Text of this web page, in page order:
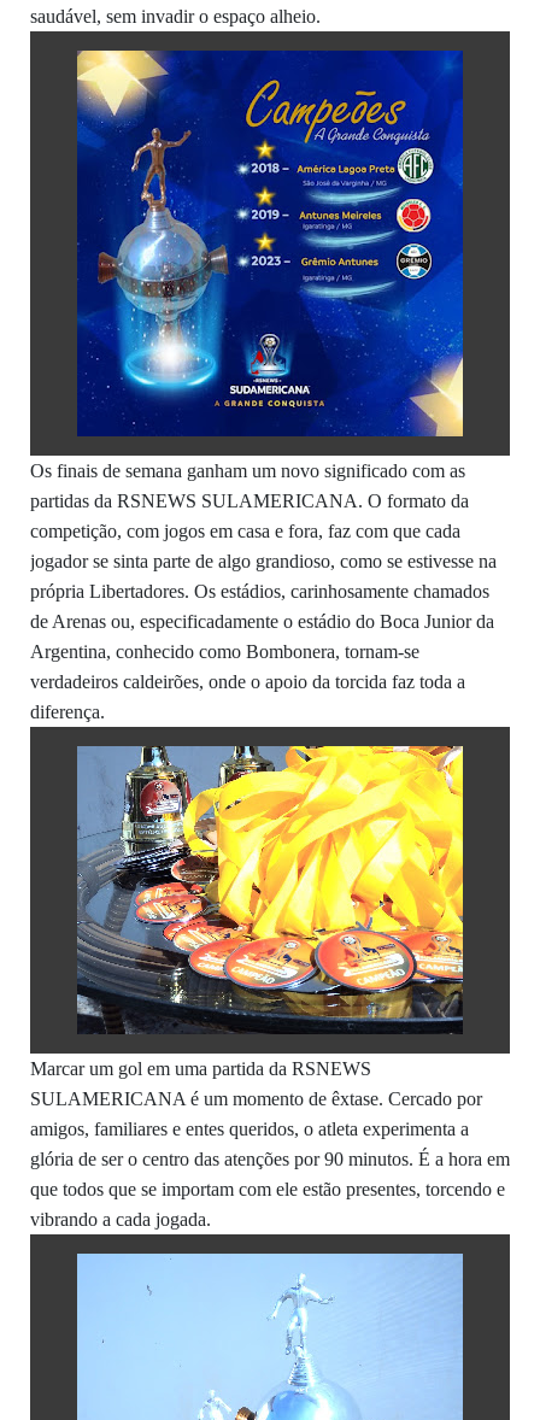
saudável, sem invadir o espaço alheio.
Os finais de semana ganham um novo significado com as
partidas da RSNEWS SULAMERICANA. O formato da
competição, com jogos em casa e fora, faz com que cada
jogador se sinta parte de algo grandioso, como se estivesse na
própria Libertadores. Os estádios, carinhosamente chamados
de Arenas ou, especificadamente o estádio do Boca Junior da
Argentina, conhecido como Bombonera, tornam-se
verdadeiros caldeirões, onde o apoio da torcida faz toda a
diferença.
Marcar um gol em uma partida da RSNEWS
SULAMERICANA é um momento de êxtase. Cercado por
amigos, familiares e entes queridos, o atleta experimenta a
glória de ser o centro das atenções por 90 minutos. É a hora em
que todos que se importam com ele estão presentes, torcendo e
vibrando a cada jogada.